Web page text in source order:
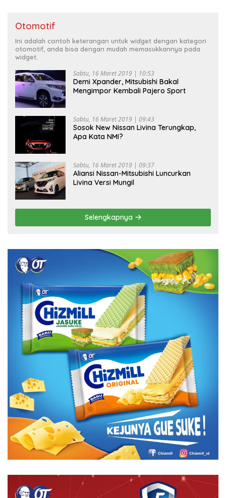
Otomotif
Ini adalah contoh keterangan untuk widget dengan kategori
otomotif, anda bisa dengan mudah memasukkannya pada
widget.
Sabtu, 16 Maret 2019 | 10:53
Demi Xpander, Mitsubishi Bakal
Mengimpor Kembali Pajero Sport
Sabtu, 16 Maret 2019 | 09:43
Sosok New Nissan Livina Terungkap,
Apa Kata NMI?
Sabtu, 16 Maret 2019 | 09:37
Aliansi Nissan-Mitsubishi Luncurkan
Livina Versi Mungil
Selengkapnya